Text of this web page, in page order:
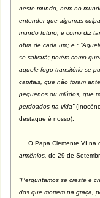
neste mundo, nem no
entender que algumas
mundo futuro, e como diz
obra de cada um; e :
se salvará; porém como
aquele fogo transitório se
capitais, que não foram
pequenos ou miúdos, que
perdoados na vida”
destaque é nosso).
O Papa Clemente VI na
armênios, de 29 de
“Perguntamos se creste e
dos que morrem na graça,